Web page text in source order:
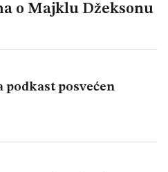
o Majklu Džeksonu
posvećen